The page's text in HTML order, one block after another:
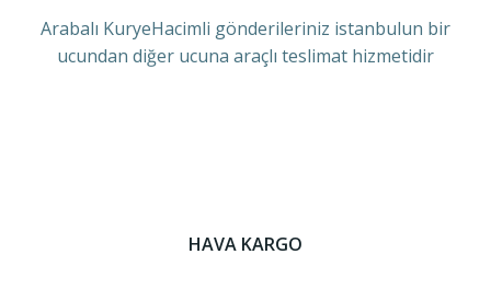
Arabalı KuryeHacimli gönderileriniz istanbulun bir
ucundan diğer ucuna araçlı teslimat hizmetidir
HAVA KARGO